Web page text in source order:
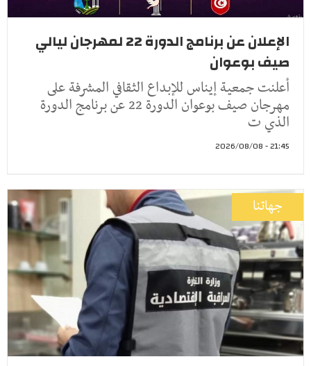
الإعلان عن برنامج الدورة 22 لمهرجان ليالي
صيف بوعوان
أعلنت جمعية إيناس للإبداع الثقافي المشرفة على
مهرجان صيف بوعوان الدورة 22 عن برنامج الدورة
الذي ت
21:45 - 2026/08/08
جهاتنا